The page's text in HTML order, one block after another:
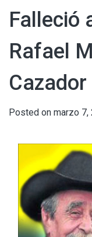
Falleció
Rafael
Posted on marzo 7,